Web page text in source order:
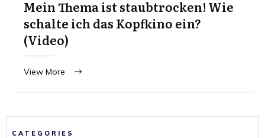
Mein Thema ist staubtrocken! Wie
schalte ich das Kopfkino ein?
(Video)
View More
CATEGORIES